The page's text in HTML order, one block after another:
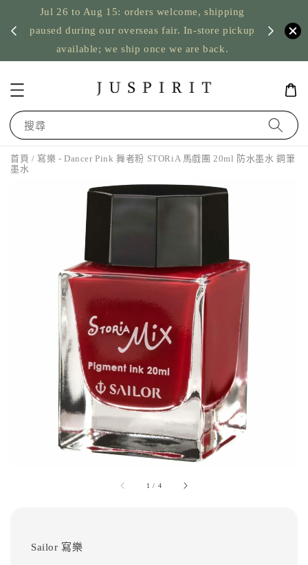
Jul 26 to Aug 15: orders welcome, shipping
paused during our overseas fair. In-store pickup
available; we ship once we are back.
US
搜尋
首頁 / 寫樂 - Dancer Pink 舞者粉 STORiA 馬戲團 20ml 防水墨水 鋼筆
墨水
1 / 4
Sailor 寫樂